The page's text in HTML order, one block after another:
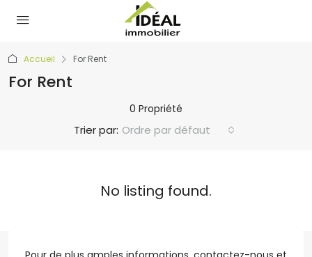
Accueil For Rent
For Rent
0 Propriété
Trier par: Ordre par défaut
No listing found.